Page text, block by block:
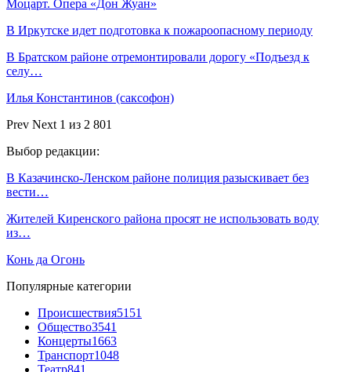
Моцарт. Опера «Дон Жуан»
В Иркутске идет подготовка к пожароопасному периоду
В Братском районе отремонтировали дорогу «Подъезд к
селу…
Илья Константинов (саксофон)
Prev Next 1 из 2 801
Выбор редакции:
В Казачинско-Ленском районе полиция разыскивает без
вести…
Жителей Киренского района просят не использовать воду
из…
Конь да Огонь
Популярные категории
Происшествия5151
Общество3541
Концерты1663
Транспорт1048
Театр841